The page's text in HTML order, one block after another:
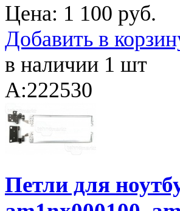
Цена: 1 100 руб.
Добавить в
в наличии 1 шт
A:222530
Петли для